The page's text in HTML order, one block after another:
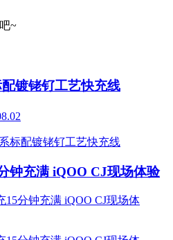
吧~
镀铑钌工艺快充线
钟充满 iQOO CJ现场体验